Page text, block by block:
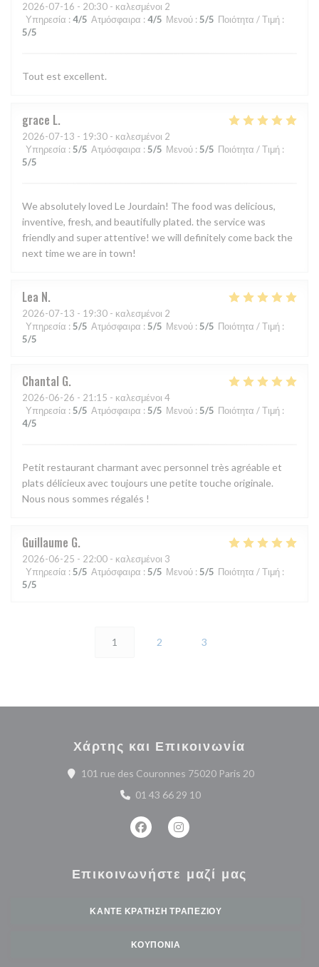
2026-07-16 - 20:30 - καλεσμένοι 2
Υπηρεσία : 4/5 Ατμόσφαιρα : 4/5 Μενού : 5/5 Ποιότητα / Τιμή :
5/5
Tout est excellent.
grace L
2026-07-13 - 19:30 - καλεσμένοι 2
Υπηρεσία : 5/5 Ατμόσφαιρα : 5/5 Μενού : 5/5 Ποιότητα / Τιμή :
5/5
We absolutely loved Le Jourdain! The food was delicious,
inventive, fresh, and beautifully plated. the service was
friendly and super attentive! we will definitely come back the
next time we are in town!
Lea N
2026-07-13 - 19:30 - καλεσμένοι 2
Υπηρεσία : 5/5 Ατμόσφαιρα : 5/5 Μενού : 5/5 Ποιότητα / Τιμή :
5/5
Chantal G
2026-06-26 - 21:15 - καλεσμένοι 4
Υπηρεσία : 5/5 Ατμόσφαιρα : 5/5 Μενού : 5/5 Ποιότητα / Τιμή :
4/5
Petit restaurant charmant avec personnel très agréable et
plats délicieux avec toujours une petite touche originale.
Nous nous sommes régalés !
Guillaume G
2026-06-25 - 22:00 - καλεσμένοι 3
Υπηρεσία : 5/5 Ατμόσφαιρα : 5/5 Μενού : 5/5 Ποιότητα / Τιμή :
5/5
1 2 3
Χάρτης και Επικοινωνία
101 rue des Couronnes 75020 Paris 20((ανοίγει σε
01 43 66 29 10
Facebook ((ανοίγει σε νέο
Instagram ((ανοίγει σε νέο
Επικοινωνήστε μαζί μας
ΚΆΝΤΕ ΚΡΆΤΗΣΗ ΤΡΑΠΕΖΙΟΎ
ΚΟΥΠΌΝΙΑ